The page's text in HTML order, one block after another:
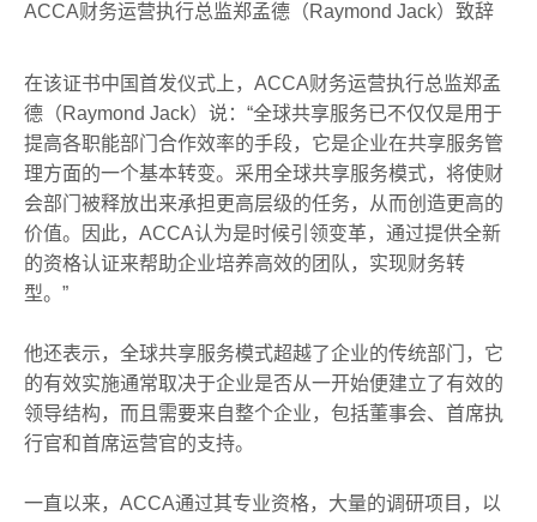
ACCA财务运营执行总监郑孟德（Raymond Jack）致辞
在该证书中国首发仪式上，ACCA财务运营执行总监郑孟
德（Raymond Jack）说：“全球共享服务已不仅仅是用于
提高各职能部门合作效率的手段，它是企业在共享服务管
理方面的一个基本转变。采用全球共享服务模式，将使财
会部门被释放出来承担更高层级的任务，从而创造更高的
价值。因此，ACCA认为是时候引领变革，通过提供全新
的资格认证来帮助企业培养高效的团队，实现财务转
型。”
他还表示，全球共享服务模式超越了企业的传统部门，它
的有效实施通常取决于企业是否从一开始便建立了有效的
领导结构，而且需要来自整个企业，包括董事会、首席执
行官和首席运营官的支持。
一直以来，ACCA通过其专业资格，大量的调研项目，以